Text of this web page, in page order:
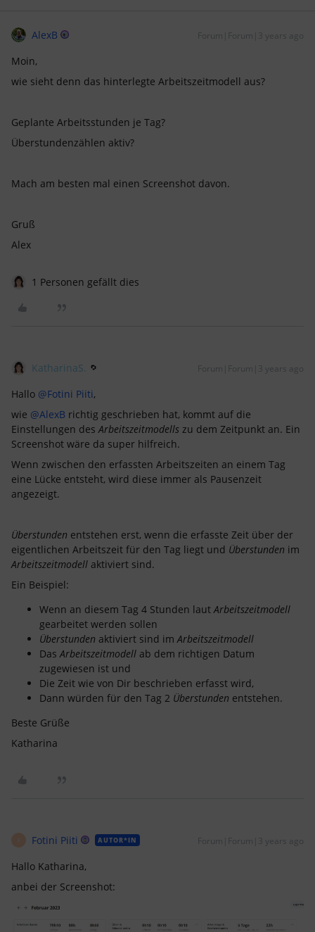
AlexB Forum|Forum|3 years ago
Moin,
wie sieht denn das hinterlegte Arbeitszeitmodell aus?
Geplante Arbeitsstunden je Tag?
Überstundenzählen aktiv?
Mach am besten mal einen Screenshot davon.
Gruß
Alex
1 Personen gefällt dies
KatharinaS. Forum|Forum|3 years ago
Hallo @Fotini Piiti,
wie @AlexB richtig geschrieben hat, kommt auf die
Einstellungen desArbeitszeitmodells zu dem Zeitpunkt an. Ein
Screenshot wäre da super hilfreich.
Wenn zwischen den erfassten Arbeitszeiten an einem Tag
eine Lücke entsteht, wird diese immer als Pausenzeit
angezeigt.
Überstunden entstehen erst, wenn die erfasste Zeit über der
eigentlichen Arbeitszeit für den Tag liegt und Überstunden im
Arbeitszeitmodell aktiviert sind.
Ein Beispiel:
Wenn an diesem Tag 4 Stunden lautArbeitszeitmodell
gearbeitet werden sollen
Überstunden aktiviert sind imArbeitszeitmodell
DasArbeitszeitmodell ab dem richtigen Datum
zugewiesen ist und
Die Zeit wie von Dir beschrieben erfasst wird,
Dann würden für den Tag 2 Überstunden entstehen.
Beste Grüße
Katharina
Fotini Piiti AUTOR*IN Forum|Forum|3 years ago
Hallo Katharina,
anbei der Screenshot: